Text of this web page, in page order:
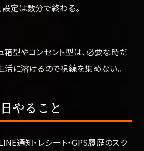
定は数分で終わる。
箱型やコンセント型は、必要な時だ
活に溶けるので視線を集めない。
やること
通知・レシート・GPS履歴のスク